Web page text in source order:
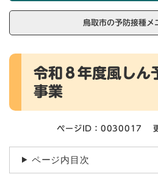
鳥取市の予防接種メ
本
令和８年度風しん
事業
ページID：0030017
ページ内目次